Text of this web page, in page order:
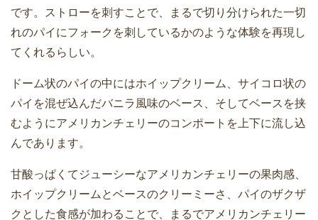
です。ストローを刺すことで、まるで切り分けられた一切
れのパイにフォークを刺しているかのような体験を再現し
てくれるらしい。
ドーム状のパイの中にはホイップクリーム、サイコロ状の
パイを混ぜ込んだバニラ風味のベース、そしてベースを挟
むようにアメリカンチェリーのコンポートを上下に流し込
んであります。
甘酸っぱくてジューシーなアメリカンチェリーの果肉感、
ホイップクリームとベースのクリーミーさ、パイのザクザ
クとした食感が加わることで、まるでアメリカンチェリー